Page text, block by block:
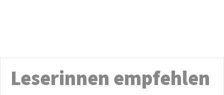
Leserinnen empfehlen